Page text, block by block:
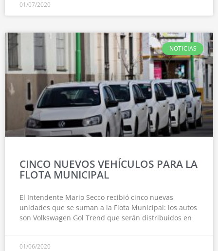
01/07/2020
NOTICIAS
CINCO NUEVOS VEHÍCULOS PARA LA
FLOTA MUNICIPAL
El Intendente Mario Secco recibió cinco nuevas
unidades que se suman a la Flota Municipal: los autos
son Volkswagen Gol Trend que serán distribuidos en
01/06/2020